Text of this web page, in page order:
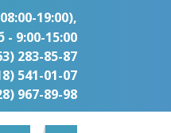
19:00),
- 9:00-15:00
283-85-87
541-01-07
967-89-98